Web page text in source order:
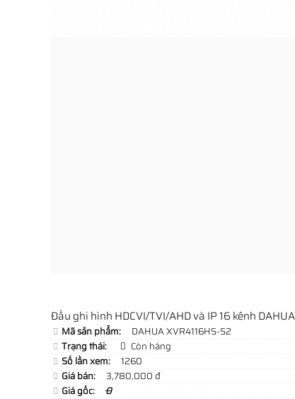
Đầu ghi hình HDCVI/TVI/AHD và IP 16 kênh
Mã sản phẩm:
DAHUA XVR4116HS-S2
Trạng thái:
Còn hàng
Số lần xem:
1260
Giá bán:
3,780,000 đ
Giá gốc:
0